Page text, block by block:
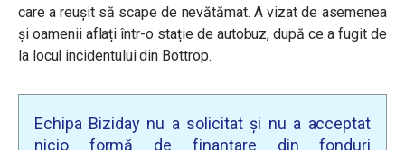
care a reușit să scape de nevătămat. A vizat de asemenea
și oamenii aflați într-o stație de autobuz, după ce a fugit de
la locul incidentului din Bottrop.
Echipa Biziday nu a solicitat și nu a acceptat
nicio formă de finanțare din fonduri